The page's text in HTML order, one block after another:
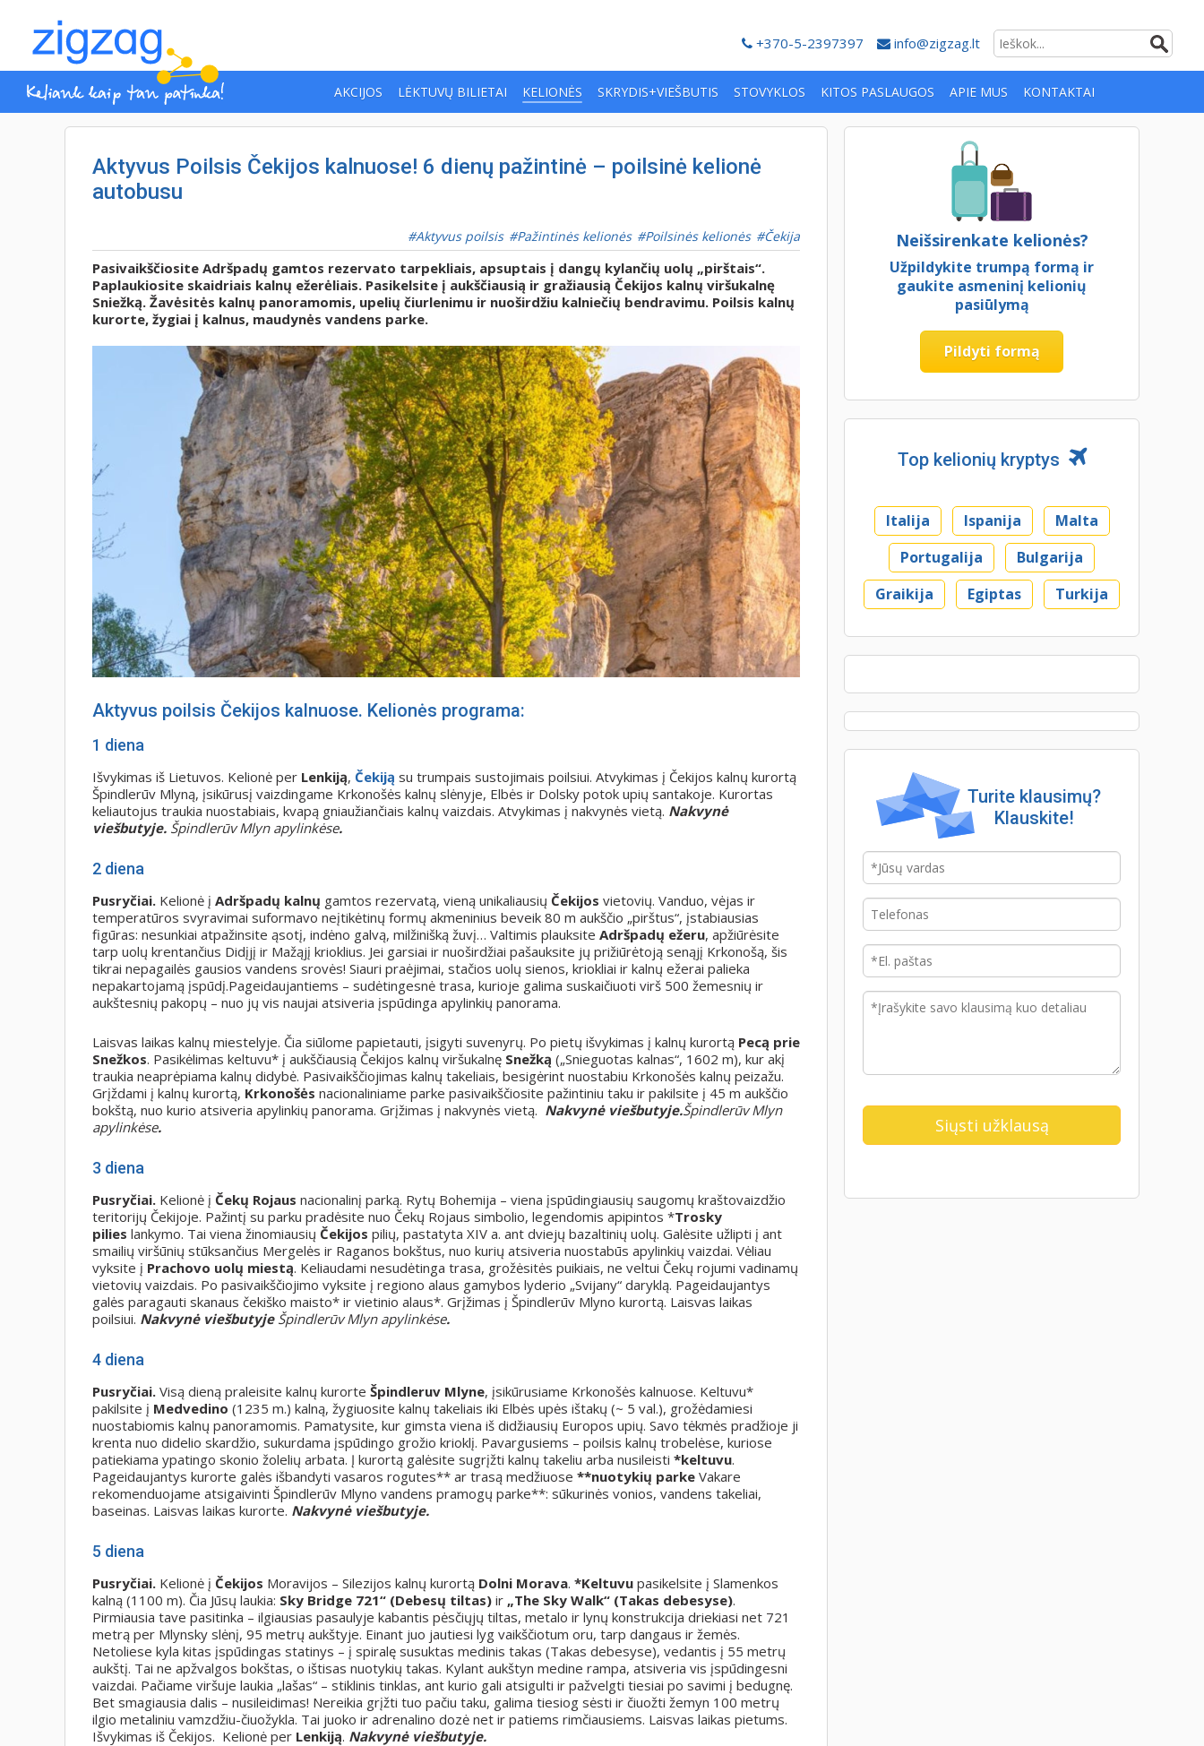
+370-5-2397397 info@zigzag.lt
AKCIJOS LĖKTUVŲ BILIETAI KELIONĖS SKRYDIS+VIEŠBUTIS STOVYKLOS KITOS PASLAUGOS APIE MUS KONTAKTAI
Aktyvus Poilsis Čekijos kalnuose! 6 dienų pažintinė – poilsinė kelionė
autobusu
Aktyvus poilsis Pažintinės kelionės Poilsinės kelionės Čekija
Pasivaikščiosite Adršpadų gamtos rezervato tarpekliais, apsuptais į dangų kylančių uolų „pirštais“.
Paplaukiosite skaidriais kalnų ežerėliais. Pasikelsite į aukščiausią ir gražiausią Čekijos kalnų viršukalnę
Sniežką. Žavėsitės kalnų panoramomis, upelių čiurlenimu ir nuoširdžiu kalniečių bendravimu. Poilsis kalnų
kurorte, žygiai į kalnus, maudynės vandens parke.
Aktyvus poilsis Čekijos kalnuose. Kelionės programa:
1 diena
Išvykimas iš Lietuvos. Kelionė per Lenkiją, Čekiją su trumpais sustojimais poilsiui. Atvykimas į Čekijos kalnų kurortą
Špindlerūv Mlyną, įsikūrusį vaizdingame Krkonošės kalnų slėnyje, Elbės ir Dolsky potok upių santakoje. Kurortas
keliautojus traukia nuostabiais, kvapą gniaužiančiais kalnų vaizdais. Atvykimas į nakvynės vietą. Nakvynė
viešbutyje. Špindlerūv Mlyn apylinkėse.
2 diena
Pusryčiai. Kelionė į Adršpadų kalnų gamtos rezervatą, vieną unikaliausių Čekijos vietovių. Vanduo, vėjas ir
temperatūros svyravimai suformavo neįtikėtinų formų akmeninius beveik 80 m aukščio „pirštus“, įstabiausias
figūras: nesunkiai atpažinsite ąsotį, indėno galvą, milžinišką žuvį… Valtimis plauksite Adršpadų ežeru, apžiūrėsite
tarp uolų krentančius Didįjį ir Mažąjį krioklius. Jei garsiai ir nuoširdžiai pašauksite jų prižiūrėtoją senąjį Krkonošą, šis
tikrai nepagailės gausios vandens srovės! Siauri praėjimai, stačios uolų sienos, kriokliai ir kalnų ežerai palieka
nepakartojamą įspūdį.Pageidaujantiems – sudėtingesnė trasa, kurioje galima suskaičiuoti virš 500 žemesnių ir
aukštesnių pakopų – nuo jų vis naujai atsiveria įspūdinga apylinkių panorama.
Laisvas laikas kalnų miestelyje. Čia siūlome papietauti, įsigyti suvenyrų. Po pietų išvykimas į kalnų kurortą Pecą prie
Snežkos. Pasikėlimas keltuvu* į aukščiausią Čekijos kalnų viršukalnę Snežką („Snieguotas kalnas“, 1602 m), kur akį
traukia neaprėpiama kalnų didybė. Pasivaikščiojimas kalnų takeliais, besigėrint nuostabiu Krkonošės kalnų peizažu.
Grįždami į kalnų kurortą, Krkonošės nacionaliniame parke pasivaikščiosite pažintiniu taku ir pakilsite į 45 m aukščio
bokštą, nuo kurio atsiveria apylinkių panorama. Grįžimas į nakvynės vietą. Nakvynė viešbutyje.Špindlerūv Mlyn
apylinkėse.
3 diena
Pusryčiai. Kelionė į Čekų Rojaus nacionalinį parką. Rytų Bohemija – viena įspūdingiausių saugomų kraštovaizdžio
teritorijų Čekijoje. Pažintį su parku pradėsite nuo Čekų Rojaus simbolio, legendomis apipintos *Trosky
pilies lankymo. Tai viena žinomiausių Čekijos pilių, pastatyta XIV a. ant dviejų bazaltinių uolų. Galėsite užlipti į ant
smailių viršūnių stūksančius Mergelės ir Raganos bokštus, nuo kurių atsiveria nuostabūs apylinkių vaizdai. Vėliau
vyksite į Prachovo uolų miestą. Keliaudami nesudėtinga trasa, grožėsitės puikiais, ne veltui Čekų rojumi vadinamų
vietovių vaizdais. Po pasivaikščiojimo vyksite į regiono alaus gamybos lyderio „Svijany“ daryklą. Pageidaujantys
galės paragauti skanaus čekiško maisto* ir vietinio alaus*. Grįžimas į Špindlerūv Mlyno kurortą. Laisvas laikas
poilsiui. Nakvynė viešbutyje Špindlerūv Mlyn apylinkėse.
4 diena
Pusryčiai. Visą dieną praleisite kalnų kurorte Špindleruv Mlyne, įsikūrusiame Krkonošės kalnuose. Keltuvu*
pakilsite į Medvedino (1235 m.) kalną, žygiuosite kalnų takeliais iki Elbės upės ištakų (~ 5 val.), grožėdamiesi
nuostabiomis kalnų panoramomis. Pamatysite, kur gimsta viena iš didžiausių Europos upių. Savo tėkmės pradžioje ji
krenta nuo didelio skardžio, sukurdama įspūdingo grožio krioklį. Pavargusiems – poilsis kalnų trobelėse, kuriose
patiekiama ypatingo skonio žolelių arbata. Į kurortą galėsite sugrįžti kalnų takeliu arba nusileisti *keltuvu.
Pageidaujantys kurorte galės išbandyti vasaros rogutes** ar trasą medžiuose **nuotykių parke Vakare
rekomenduojame atsigaivinti Špindlerūv Mlyno vandens pramogų parke**: sūkurinės vonios, vandens takeliai,
baseinas. Laisvas laikas kurorte. Nakvynė viešbutyje.
5 diena
Pusryčiai. Kelionė į Čekijos Moravijos – Silezijos kalnų kurortą Dolni Morava. *Keltuvu pasikelsite į Slamenkos
kalną (1100 m). Čia Jūsų laukia: Sky Bridge 721“ (Debesų tiltas) ir „The Sky Walk“ (Takas debesyse).
Pirmiausia tave pasitinka – ilgiausias pasaulyje kabantis pėsčiųjų tiltas, metalo ir lynų konstrukcija driekiasi net 721
metrą per Mlynsky slėnį, 95 metrų aukštyje. Einant juo jautiesi lyg vaikščiotum oru, tarp dangaus ir žemės.
Netoliese kyla kitas įspūdingas statinys – į spiralę susuktas medinis takas (Takas debesyse), vedantis į 55 metrų
aukštį. Tai ne apžvalgos bokštas, o ištisas nuotykių takas. Kylant aukštyn medine rampa, atsiveria vis įspūdingesni
vaizdai. Pačiame viršuje laukia „lašas“ – stiklinis tinklas, ant kurio gali atsigulti ir pažvelgti tiesiai po savimi į bedugnę.
Bet smagiausia dalis – nusileidimas! Nereikia grįžti tuo pačiu taku, galima tiesiog sėsti ir čiuožti žemyn 100 metrų
ilgio metaliniu vamzdžiu-čiuožykla. Tai juoko ir adrenalino dozė net ir patiems rimčiausiems. Laisvas laikas pietums.
Išvykimas iš Čekijos. Kelionė per Lenkiją. Nakvynė viešbutyje.
Neišsirenkate kelionės?
Užpildykite trumpą formą ir
gaukite asmeninį kelionių
pasiūlymą
Pildyti formą
Top kelionių kryptys
Italija Ispanija
Malta
Portugalija
Bulgarija
Graikija
Egiptas Turkija
Turite klausimų?
Klauskite!